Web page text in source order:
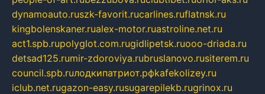
dynamoauto.ruszk-favorit.rucarlines.ruflatnsk.ru
kingbolenskaner.rualex-motor.ruastroline.net.ru
act1.spb.rupolyglot.com.rugidlipetsk.ruooo-driada.ru
detsad125.rumir-zdoroviya.rubruslanovo.rusiterem.ru
council.spb.ruлодкипатриот.рфkafekolizey.ru
iclub.net.rugazon-easy.rusugarepilekb.rugrinox.ru